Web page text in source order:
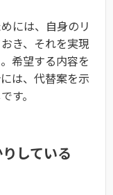
には、自身のリ
き、それを実現
希望する内容を
は、代替案を示
す。
している